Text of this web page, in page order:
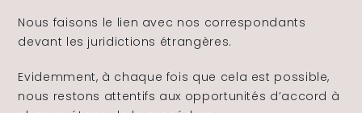
Nous faisons le lien avec nos correspondants
devant les juridictions étrangères.
Evidemment, à chaque fois que cela est possible,
nous restons attentifs aux opportunités d’accord à